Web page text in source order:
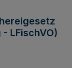
LFischVO)